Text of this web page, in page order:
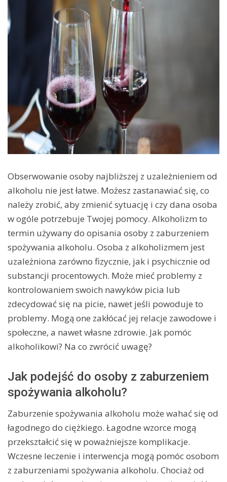
Obserwowanie osoby najbliższej z uzależnieniem od
alkoholu nie jest łatwe. Możesz zastanawiać się, co
należy zrobić, aby zmienić sytuację i czy dana osoba
w ogóle potrzebuje Twojej pomocy. Alkoholizm to
termin używany do opisania osoby z zaburzeniem
spożywania alkoholu. Osoba z alkoholizmem jest
uzależniona zarówno fizycznie, jak i psychicznie od
substancji procentowych. Może mieć problemy z
kontrolowaniem swoich nawyków picia lub
zdecydować się na picie, nawet jeśli powoduje to
problemy. Mogą one zakłócać jej relacje zawodowe i
społeczne, a nawet własne zdrowie. Jak pomóc
alkoholikowi? Na co zwrócić uwagę?
Jak podejść do osoby z zaburzeniem
spożywania alkoholu?
Zaburzenie spożywania alkoholu może wahać się od
łagodnego do ciężkiego. Łagodne wzorce mogą
przekształcić się w poważniejsze komplikacje.
Wczesne leczenie i interwencja mogą pomóc osobom
z zaburzeniami spożywania alkoholu. Chociaż od